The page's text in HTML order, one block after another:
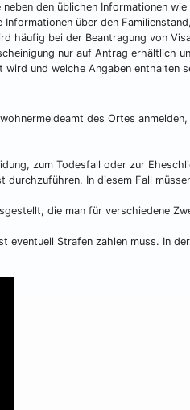
den üblichen Informationen wie
über den
häufig bei der Beantragung von
nur auf Antrag erhältlich
und welche Angaben enthalten
des Ortes anmelden,
zum Todesfall oder zur
durchzuführen. In diesem Fall
die man für verschiedene
eventuell Strafen zahlen muss. In